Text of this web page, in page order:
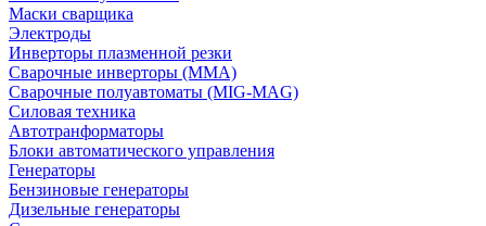
Маски сварщика
Электроды
Инверторы плазменной резки
Сварочные инверторы (MMA)
Сварочные полуавтоматы (MIG-MAG)
Силовая техника
Автотранформаторы
Блоки автоматического управления
Генераторы
Бензиновые генераторы
Дизельные генераторы